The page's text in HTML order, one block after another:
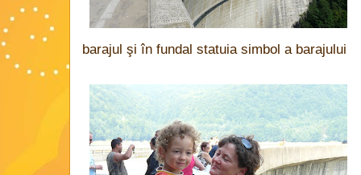
barajul şi în fundal statuia simbol a barajului